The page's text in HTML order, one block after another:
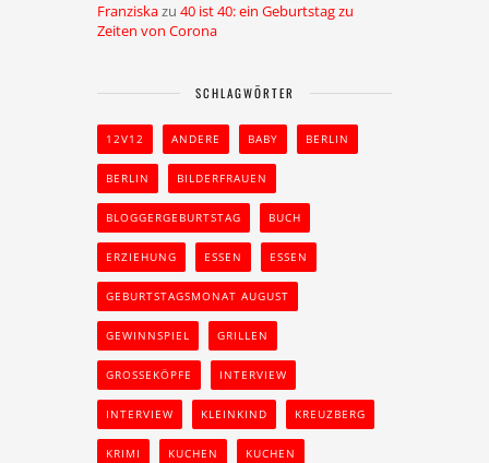
Franziskazu 40 ist 40: ein Geburtstag zu
Zeiten von Corona
SCHLAGWÖRTER
12V12 ANDERE BABY BERLIN
BERLIN BILDERFRAUEN
BLOGGERGEBURTSTAG BUCH
ERZIEHUNG ESSEN ESSEN
GEBURTSTAGSMONAT AUGUST
GEWINNSPIEL GRILLEN
GROSSEKÖPFE INTERVIEW
INTERVIEW KLEINKIND KREUZBERG
KRIMI KUCHEN KUCHEN